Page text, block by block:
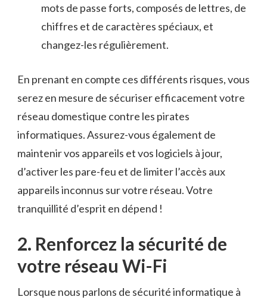
mots de passe forts, composés‌ de lettres, de
⁢chiffres et de caractères spéciaux, ‌et
changez-les régulièrement.
En prenant en compte ces différents risques, vous
serez en‌ mesure ⁢de ‍sécuriser efficacement votre
réseau⁣ domestique contre les⁢ pirates
informatiques. Assurez-vous également ‍de
⁣maintenir ​vos appareils et vos logiciels à jour,
d’activer les pare-feu et‌ de ⁣limiter l’accès​ aux
appareils inconnus sur votre réseau. Votre
⁢tranquillité d’esprit en dépend !
2. Renforcez la sécurité de
‌votre réseau Wi-Fi
Lorsque nous parlons​ de sécurité informatique à